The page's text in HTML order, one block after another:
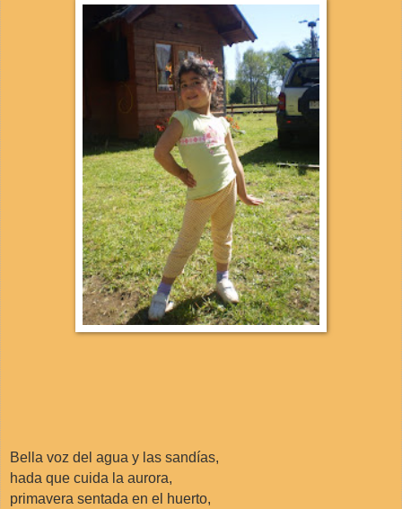
Bella voz del agua y las sandías,
hada que cuida la aurora,
primavera sentada en el huerto,